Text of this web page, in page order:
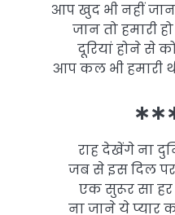
आप खुद भी नहीं
जान तो हमारी
दूरियां होने से
आप कल भी हमारी
राह देखेंगे ना
जब से इस दिल
एक सुरूर सा हर
ना जाने ये प्यार